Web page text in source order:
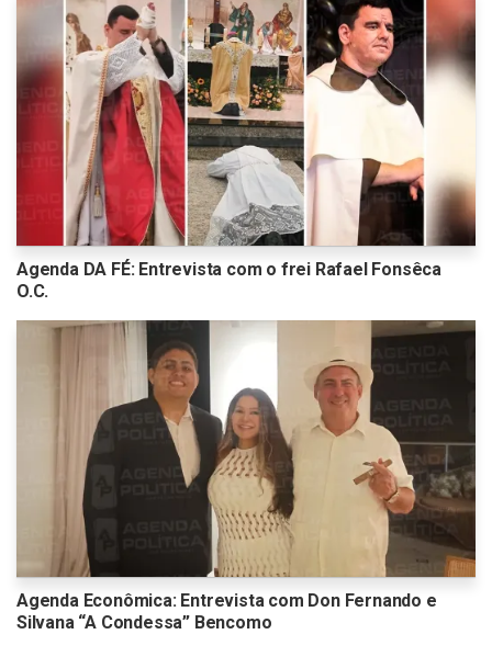
Agenda DA FÉ: Entrevista com o frei Rafael Fonsêca
O.C.
Agenda Econômica: Entrevista com Don Fernando e
Silvana “A Condessa” Bencomo